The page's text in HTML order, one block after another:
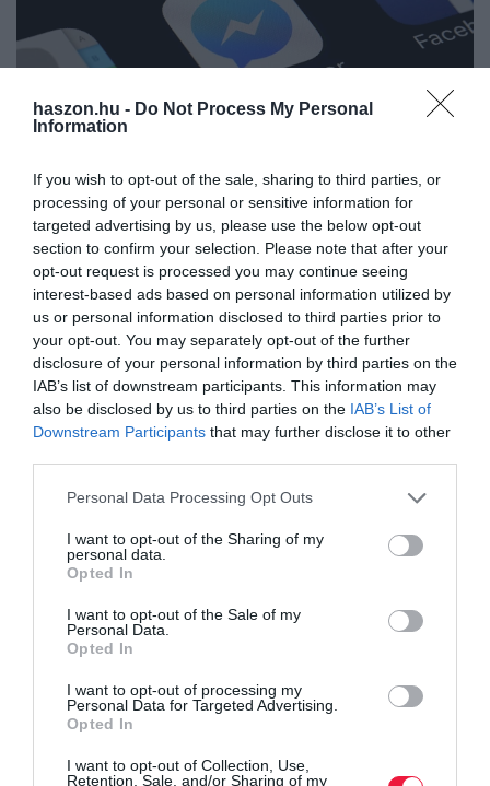
haszon.hu - Do Not Process My Personal
Information
If you wish to opt-out of the sale, sharing to third parties, or
processing of your personal or sensitive information for
targeted advertising by us, please use the below opt-out
section to confirm your selection. Please note that after your
opt-out request is processed you may continue seeing
interest-based ads based on personal information utilized by
us or personal information disclosed to third parties prior to
your opt-out. You may separately opt-out of the further
disclosure of your personal information by third parties on the
IAB’s list of downstream participants. This information may
also be disclosed by us to third parties on the IAB’s List of
Downstream Participants that may further disclose it to other
Please note that this website/app uses one or more Google
not limited to your visit or usage behaviour. You may click to
grant or deny consent to Google and its third-party tags to
use your data for below specified purposes in below Google
consent section.
Personal Data Processing Opt Outs
I want to opt-out of the Sharing of my
personal data.
Opted In
I want to opt-out of the Sale of my
Personal Data.
Opted In
I want to opt-out of processing my
Personal Data for Targeted Advertising.
Opted In
I want to opt-out of Collection, Use,
Retention, Sale, and/or Sharing of my
FOGYASZTÓVÉDELEM
Évek óta vártuk: Lehallgathatatlan lesz a Facebook
Messenger
Nemcsak a külön chatelésben, hanem a főbeszélgetésben is
megkapja a végpontok közötti titkosítást a Facebook Messenger
összes felhasználója– jelentette be Mark Zuckerberg, a Meta
vezetője.